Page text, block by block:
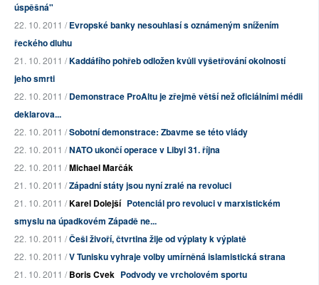
úspěšná"
22. 10. 2011 /Evropské banky nesouhlasí s oznámeným snížením
řeckého dluhu
21. 10. 2011 /Kaddáfího pohřeb odložen kvůli vyšetřování okolností
jeho smrti
22. 10. 2011 /Demonstrace ProAltu je zřejmě větší než oficiálními médii
deklarova...
22. 10. 2011 /Sobotní demonstrace: Zbavme se této vlády
22. 10. 2011 /NATO ukončí operace v Libyi 31. října
22. 10. 2011 /Michael Marčák
21. 10. 2011 /Západní státy jsou nyní zralé na revoluci
21. 10. 2011 /Karel Dolejší Potenciál pro revoluci v marxistickém
smyslu na úpadkovém Západě ne...
22. 10. 2011 /Češi živoří, čtvrtina žije od výplaty k výplatě
22. 10. 2011 /V Tunisku vyhraje volby umírněná islamistická strana
21. 10. 2011 /Boris Cvek Podvody ve vrcholovém sportu